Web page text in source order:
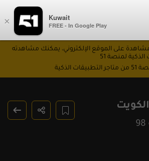
× Kuwait
FREE - In Google Play
على الموقع الإلكتروني، يمكنك مشاهدته
لمنصة 51